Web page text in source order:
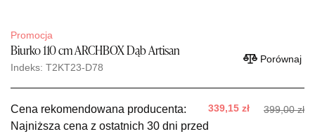
Promocja
Biurko 110 cm ARCHBOX Dąb Artisan
Indeks: T2KT23-D78
Porównaj
Cena rekomendowana producenta: 339,15 zł 399,00 zł
Najniższa cena z ostatnich 30 dni przed